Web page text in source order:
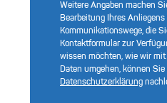
Weitere Angaben machen
Bearbeitung Ihres
Kommunikationswege, die
Kontaktformular zur
wissen möchten, wie wir mit
Daten umgehen, können
Datenschutzerklärung